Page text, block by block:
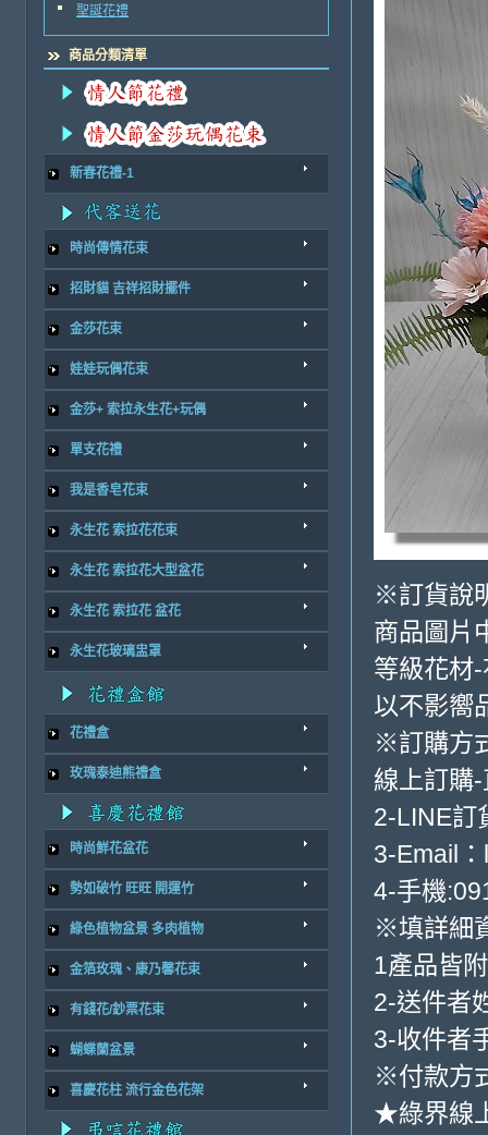
聖誕花禮
商品分類清單
新春花禮-1
時尚傳情花束
招財貓 吉祥招財擺件
金莎花束
娃娃玩偶花束
金莎+ 索拉永生花+玩偶
單支花禮
我是香皂花束
永生花 索拉花花束
永生花 索拉花大型盆花
永生花 索拉花 盆花
永生花玻璃盅罩
花禮盒
玫瑰泰迪熊禮盒
時尚鮮花盆花
勢如破竹 旺旺 開運竹
綠色植物盆景 多肉植物
金箔玫瑰、康乃馨花束
有錢花/鈔票花束
蝴蝶蘭盆景
喜慶花柱 流行金色花架
※訂貨說
商品圖片
等級花材
以不影嚮
※訂購方
線上訂購
2-LINE訂
3-Email
4-手機
※填詳細
1產品皆
2-送件者
3-收件者
※付款方
★綠界線